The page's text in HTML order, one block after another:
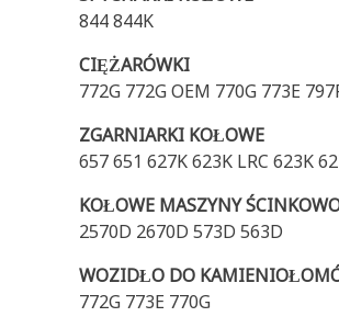
844 844K
CIĘŻARÓWKI
772G 772G OEM 770G 773E
ZGARNIARKI KOŁOWE
657 651 627K 623K LRC 623K
KOŁOWE MASZYNY
2570D 2670D 573D 563D
WOZIDŁO DO
772G 773E 770G